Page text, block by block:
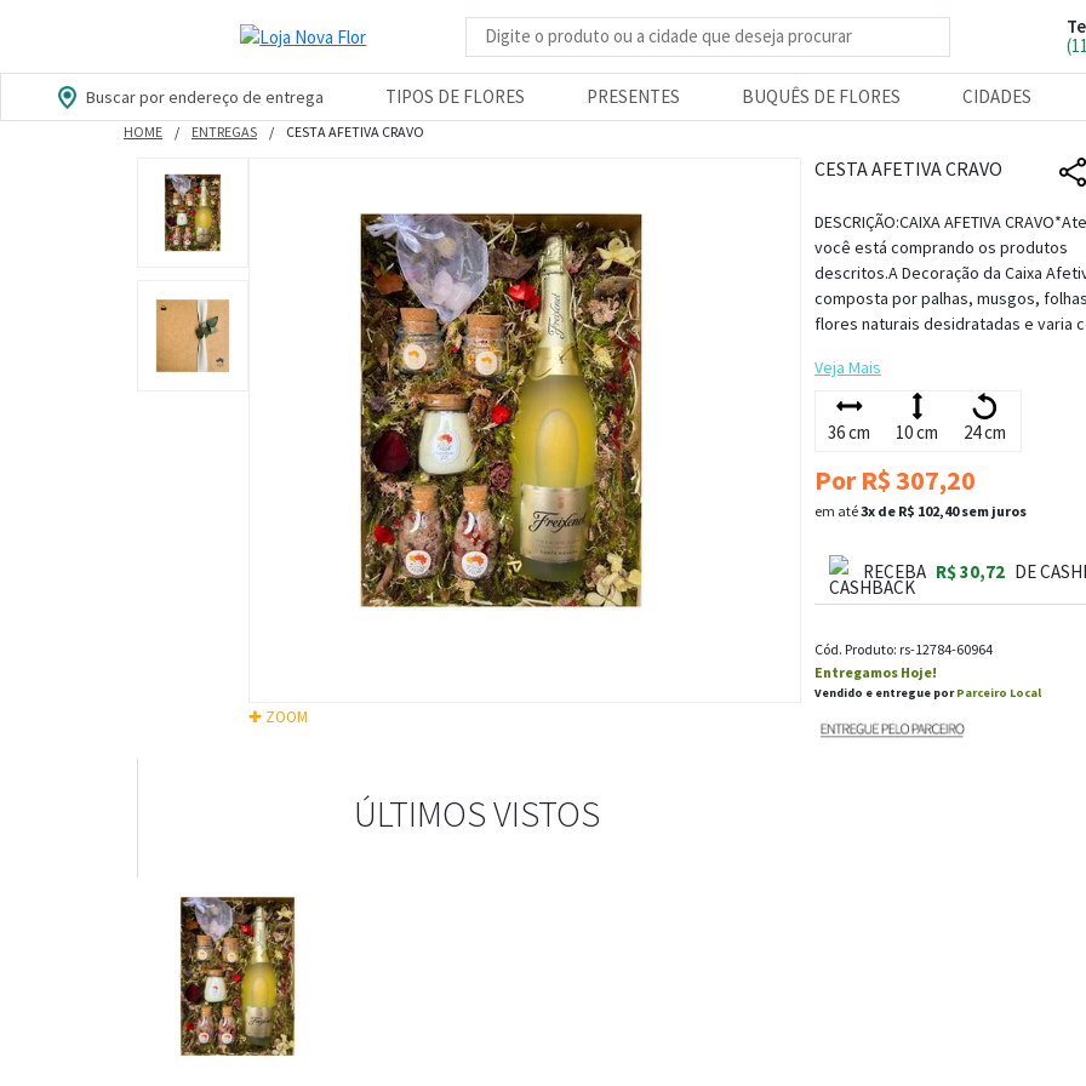
Busca de produtos
Buscar por endereço de entrega TIPOS DE FLORES PRESENTES BUQUÊS DE FLORES CIDADES
HOME ENTREGAS CESTA AFETIVA CRAVO
✚ ZOOM
CESTA AFETIVA CRAVO
DESCRIÇÃO:CAIXA AFETIVA
você está comprando os produtos
descritos.A Decoração da Caixa
composta por palhas, musgos,
flores naturais desidratadas e varia
Veja Mais
36 cm 10 cm 24 cm
Por R$ 307,20
em até3x de R$ 102,40 sem juros
RECEBA R$ 30,72 DE
Cód. Produto: rs-12784-60964
Entregamos Hoje!
Vendido e entregue porParceiro Local
ÚLTIMOS VISTOS